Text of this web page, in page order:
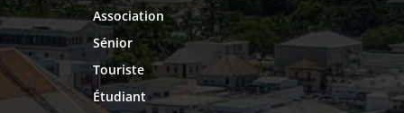
Association
Sénior
Touriste
Étudiant